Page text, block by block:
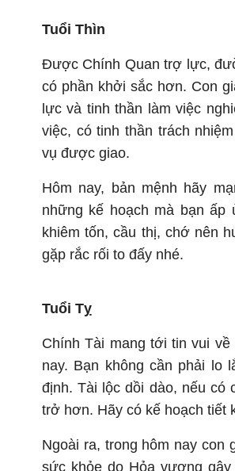
Tuổi Thìn
Được Chính Quan trợ lực,
có phần khởi sắc hơn. Con
lực và tinh thần làm việc
việc, có tinh thần trách
vụ được giao.
Hôm nay, bản mệnh hãy
những kế hoạch mà bạn
khiêm tốn, cầu thị, chớ nên
gặp rắc rối to đấy nhé.
Tuổi Tỵ
Chính Tài mang tới tin vui
nay. Bạn không cần phải lo
định. Tài lộc dồi dào, nếu có
trở hơn. Hãy có kế hoạch tiết
Ngoài ra, trong hôm nay con
sức khỏe do Hỏa vượng